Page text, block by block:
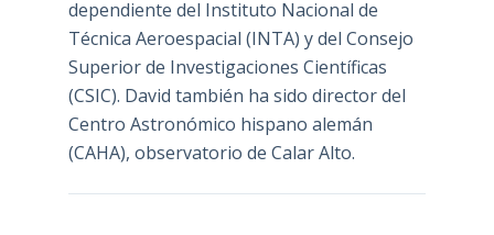
dependiente del Instituto Nacional de
Técnica Aeroespacial (INTA) y del Consejo
Superior de Investigaciones Científicas
(CSIC). David también ha sido director del
Centro Astronómico hispano alemán
(CAHA), observatorio de Calar Alto.